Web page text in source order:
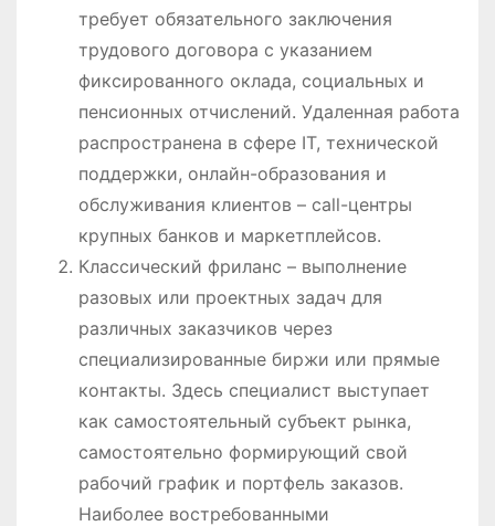
требует обязательного заключения
трудового договора с указанием
фиксированного оклада, социальных и
пенсионных отчислений. Удаленная работа
распространена в сфере IT, технической
поддержки, онлайн-образования и
обслуживания клиентов – call-центры
крупных банков и маркетплейсов.
Классический фриланс – выполнение
разовых или проектных задач для
различных заказчиков через
специализированные биржи или прямые
контакты. Здесь специалист выступает
как самостоятельный субъект рынка,
самостоятельно формирующий свой
рабочий график и портфель заказов.
Наиболее востребованными